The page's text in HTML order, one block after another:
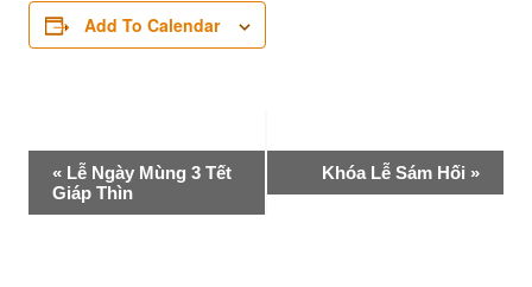
Add To Calendar
Event
Navigation
« Lễ Ngày Mùng 3 Tết
Giáp Thìn
Khóa Lễ Sám Hối »